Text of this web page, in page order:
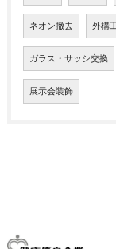
ネオン撤去 外構
ガラス・サッシ交換
展示会装飾